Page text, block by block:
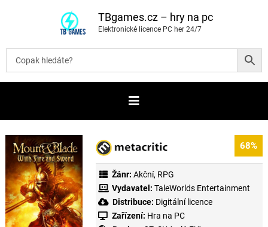
t
b
TBgames.cz – hry na pc
Elektronické licence PC her 24/7
68%
Žánr: Akční, RPG
Vydavatel: TaleWorlds Entertainment
Distribuce: Digitální licence
Zařízení: Hra na PC